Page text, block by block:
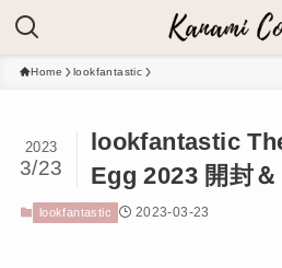
Home lookfantastic
lookfantastic
Egg 2023 開封
2023
3/23
lookfantastic 2023-03-23